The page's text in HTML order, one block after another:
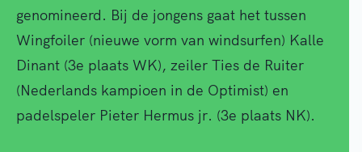
genomineerd. Bij de jongens gaat het tussen
Wingfoiler (nieuwe vorm van windsurfen) Kalle
Dinant (3e plaats WK), zeiler Ties de Ruiter
(Nederlands kampioen in de Optimist) en
padelspeler Pieter Hermus jr. (3e plaats NK).